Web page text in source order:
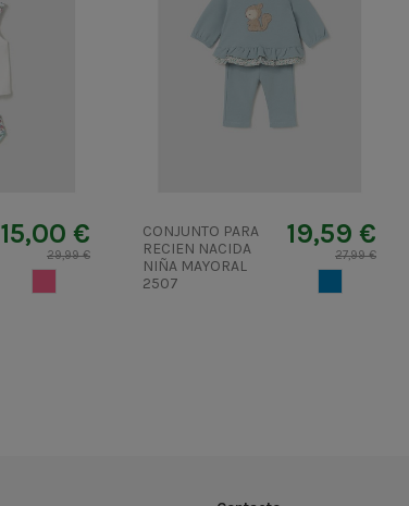
15,00 €
29,99 €
ROSA MAQUILLAJE
CONJUNTO PARA
RECIEN NACIDA
NIÑA MAYORAL
2507
19,59 €
27,99 €